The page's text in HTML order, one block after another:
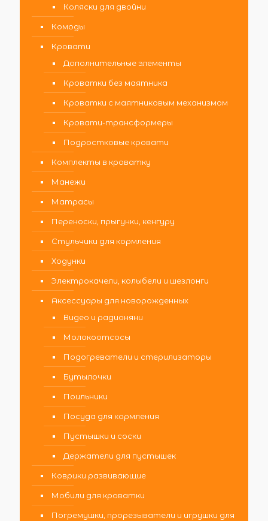
Коляски для двойни
Комоды
Кровати
Дополнительные элементы
Кроватки без маятника
Кроватки с маятниковым механизмом
Кровати-трансформеры
Подростковые кровати
Комплекты в кроватку
Манежи
Матрасы
Переноски, прыгунки, кенгуру
Стульчики для кормления
Ходунки
Электрокачели, колыбели и шезлонги
Аксессуары для новорожденных
Видео и радионяни
Молокоотсосы
Подогреватели и стерилизаторы
Бутылочки
Поильники
Посуда для кормления
Пустышки и соски
Держатели для пустышек
Коврики развивающие
Мобили для кроватки
Погремушки, прорезыватели и игрушки для